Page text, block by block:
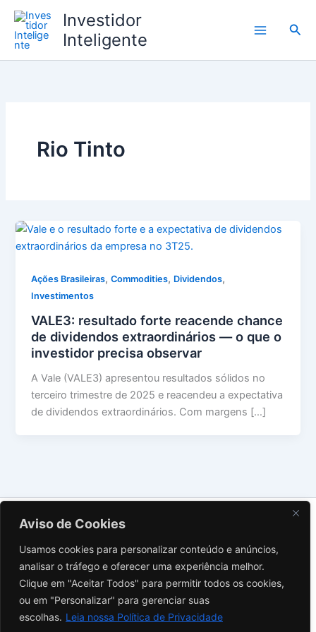
Aviso de Cookies
Usamos cookies para personalizar conteúdo e anúncios,
analisar o tráfego e oferecer uma experiência melhor.
Clique em "Aceitar Todos" para permitir todos os cookies,
ou em "Personalizar" para gerenciar suas
escolhas. Leia nossa Política de Privacidade
para
conteúdo
Investidor
Inteligente
Rio Tinto
Ações Brasileiras,Commodities, Dividendos,
Investimentos
VALE3: resultado forte reacende chance
de dividendos extraordinários — o que o
investidor precisa observar
A Vale (VALE3) apresentou resultados sólidos no
terceiro trimestre de 2025 e reacendeu a expectativa
de dividendos extraordinários. Com margens […]
Política de Privacidade
Termos de Uso
Aviso Legal
Instagram